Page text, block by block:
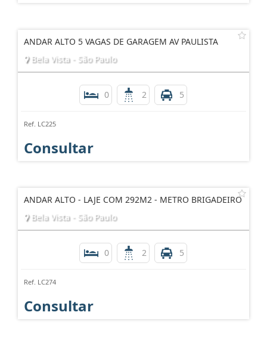
ANDAR ALTO 5 VAGAS DE GARAGEM AV PAULISTA
Bela Vista - São Paulo
0 2 5
Ref. LC225
Consultar
ANDAR ALTO - LAJE COM 292M2 - METRO BRIGADEIRO
Bela Vista - São Paulo
0 2 5
Ref. LC274
Consultar